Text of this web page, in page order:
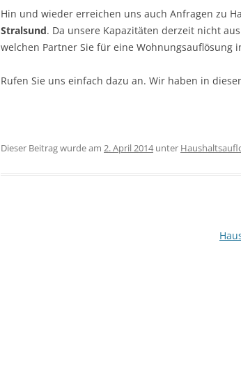
Hin und wieder erreichen uns auch Anfragen zu
Stralsund. Da unsere Kapazitäten derzeit nicht
welchen Partner Sie für eine Wohnungsauflösung
Rufen Sie uns einfach dazu an. Wir haben in
Dieser Beitrag wurde am 2. April 2014unter